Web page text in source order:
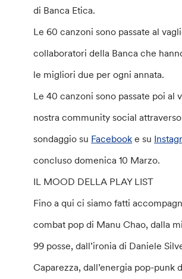
di Banca Etica.
Le 60 canzoni sono passate al
collaboratori della Banca che
le migliori due per ogni annata.
Le 40 canzoni sono passate poi al
nostra community social
sondaggio su Facebook e su
concluso domenica 10 Marzo.
IL MOOD DELLA PLAY LIST
Fino a qui ci siamo fatti
combat pop di Manu Chao, dalla
99 posse, dall’ironia di Daniele
Caparezza, dall’energia pop-punk